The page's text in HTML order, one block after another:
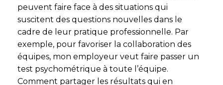
peuvent faire face à des situations qui
suscitent des questions nouvelles dans le
cadre de leur pratique professionnelle. Par
exemple, pour favoriser la collaboration des
équipes, mon employeur veut faire passer un
test psychométrique à toute l’équipe.
Comment partager les résultats qui en